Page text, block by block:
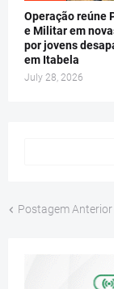
Operação reúne
e Militar em
por jovens
em Itabela
July 28, 2026
Postagem Anterior